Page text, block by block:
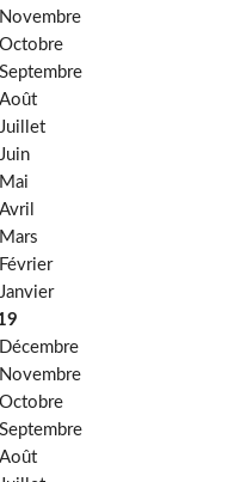
Novembre
Octobre
Septembre
Août
Juillet
Juin
Mai
Avril
Mars
Février
Janvier
Décembre
Novembre
Octobre
Septembre
Août